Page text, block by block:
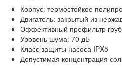
Корпус: термостойкое
Двигатель: закрытый из
Эффективный префильтр
Уровень шума: 70 дБ
Класс защиты насоса IPX5
Допустимая концентрация